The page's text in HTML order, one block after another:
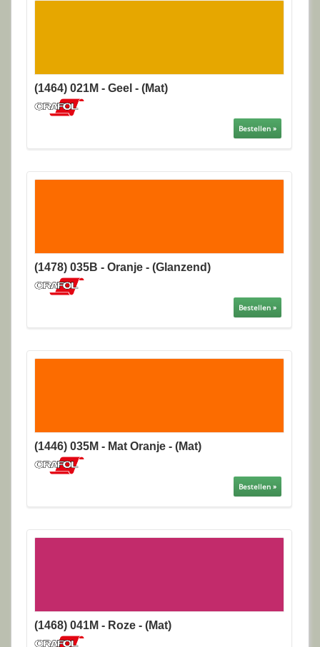
(1464) 021M - Geel - (Mat)
Bestellen »
(1478) 035B - Oranje - (Glanzend)
Bestellen »
(1446) 035M - Mat Oranje - (Mat)
Bestellen »
(1468) 041M - Roze - (Mat)